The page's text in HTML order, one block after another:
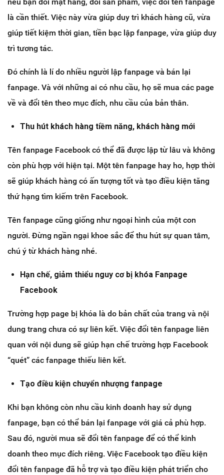
là cần thiết. Việc này vừa giúp duy trì khách hàng cũ, vừa
giúp tiết kiệm thời gian, tiền bạc lập fanpage, vừa giúp duy
trì tương tác.
Đó chính là lí do nhiều người lập fanpage và bán lại
fanpage. Và với những ai có nhu cầu, họ sẽ mua các page
về và đổi tên theo mục đích, nhu cầu của bản thân.
Thu hút khách hàng tiềm năng, khách hàng mới
Tên fanpage Facebook có thể đã được lập từ lâu và không
còn phù hợp với hiện tại. Một tên fanpage hay ho, hợp thời
sẽ giúp khách hàng có ấn tượng tốt và tạo điều kiện tăng
thứ hạng tìm kiếm trên Facebook.
Tên fanpage cũng giống như ngoại hình của một con
người. Đừng ngần ngại khoe sắc để thu hút sự quan tâm,
chú ý từ khách hàng nhé.
Hạn chế, giảm thiểu nguy cơ bị khóa Fanpage
Facebook
Trường hợp page bị khóa là do bản chất của trang và nội
dung trang chưa có sự liên kết. Việc đổi tên fanpage liên
quan với nội dung sẽ giúp hạn chế trường hợp Facebook
“quét” các fanpage thiếu liên kết.
Tạo điều kiện chuyển nhượng fanpage
Khi bạn không còn nhu cầu kinh doanh hay sử dụng
fanpage, bạn có thể bán lại fanpage với giá cả phù hợp.
Sau đó, người mua sẽ đổi tên fanpage để có thể kinh
doanh theo mục đích riêng. Việc Facebook tạo điều kiện
đổi tên fanpage đã hỗ trợ và tạo điều kiện phát triển cho